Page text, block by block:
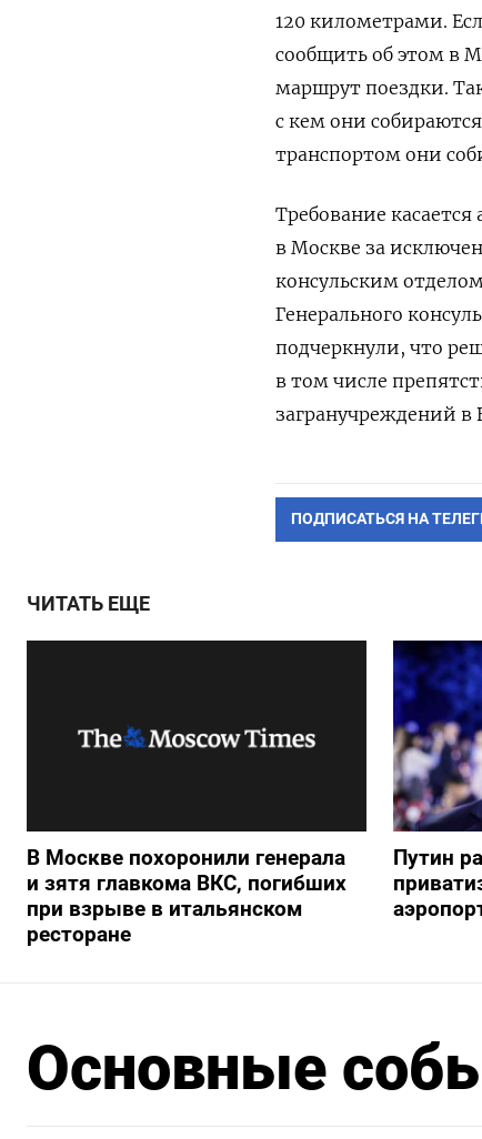
120 километрами.
сообщить об этом в
маршрут поездки.
с кем они
транспортом они
Требование
в Москве за
консульским
Генерального
подчеркнули, что
в том числе
загранучреждений
ПОДПИСАТЬСЯ НА
ЧИТАТЬ ЕЩЕ
В Москве похоронили генерала
и зятя главкома ВКС, погибших
при взрыве в итальянском
ресторане
Путин
Основные